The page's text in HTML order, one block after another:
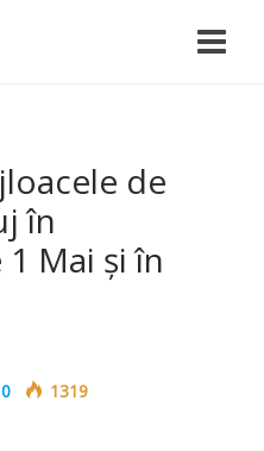
de
în
Mai și în
0 1319